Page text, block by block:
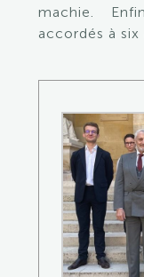
machie.
accordés à six